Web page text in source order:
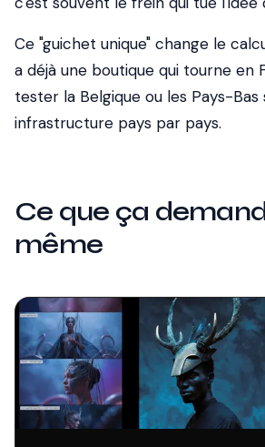
Ce "guichet unique" change le
a déjà une boutique qui tourne en
tester la Belgique ou les Pays-
infrastructure pays par pays.
Ce que ça
même